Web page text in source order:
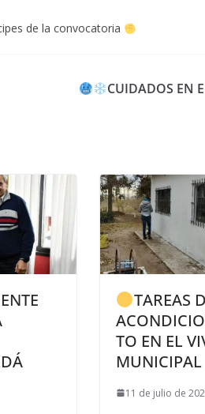
de la convocatoria
CUIDADOS EN
TAREAS
TO EN EL
MUNICIPAL
11 de julio de